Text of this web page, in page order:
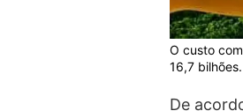
O custo
16,7
De